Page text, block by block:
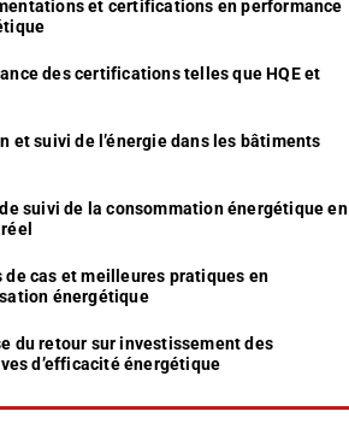
et certifications en performance
des certifications telles que HQE et
et suivi de l’énergie dans les bâtiments
suivi de la consommation énergétique en
de cas et meilleures pratiques en
énergétique
du retour sur investissement des
d’efficacité énergétique